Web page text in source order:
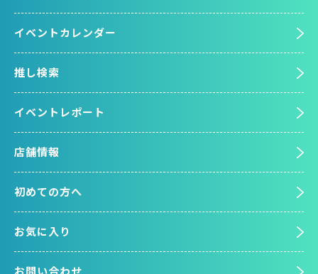
イベントカレンダー
推し検索
イベントレポート
店舗情報
初めての方へ
お気に入り
お問い合わせ